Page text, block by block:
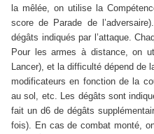
la mêlée, on utilise la
score de Parade de
dégâts indiqués par l’attaque.
Pour les armes à distance, on
Lancer), et la difficulté dépend de
modificateurs en fonction de la
au sol, etc. Les dégâts sont
fait un d6 de dégâts
fois). En cas de combat monté,